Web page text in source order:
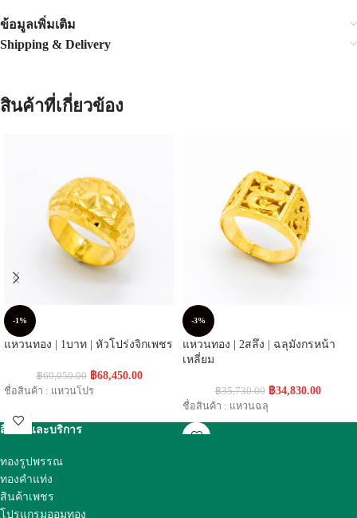
ข้อมูลเพิ่มเติม
Shipping & Delivery
สินค้าที่เกี่ยวข้อง
-1%
แหวนทอง | 1บาท | หัวโปร่งจิกเพชร
฿69,050.00 ฿68,450.00
ชื่อสินค้า : แหวนโปร
-3%
แหวนทอง | 2สลึง | ฉลุมังกรหน้า
เหลี่ยม
฿35,730.00 ฿34,830.00
ชื่อสินค้า : แหวนฉลุ
สินค้าและบริการ
ทองรูปพรรณ
ทองคำแท่ง
สินค้าเพชร
โปรแกรมออมทอง